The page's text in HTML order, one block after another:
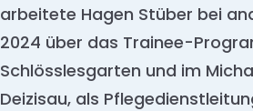
arbeitete Hagen Stüber bei
2024 über das Trainee-
Schlösslesgarten und im
Deizisau, als